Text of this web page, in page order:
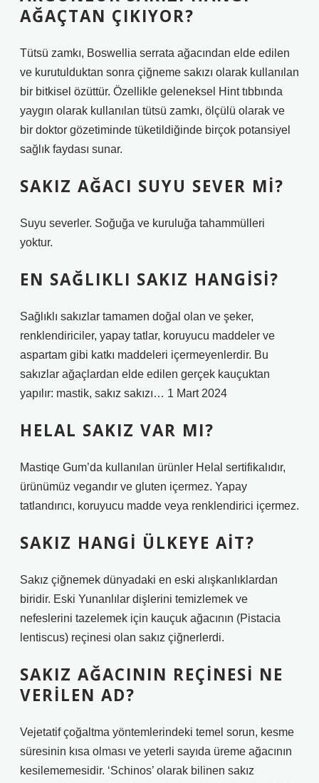
AĞAÇTAN ÇIKIYOR?
Tütsü zamkı, Boswellia serrata ağacından elde edilen
ve kurutulduktan sonra çiğneme sakızı olarak kullanılan
bir bitkisel özüttür. Özellikle geleneksel Hint tıbbında
yaygın olarak kullanılan tütsü zamkı, ölçülü olarak ve
bir doktor gözetiminde tüketildiğinde birçok potansiyel
sağlık faydası sunar.
SAKIZ AĞACI SUYU SEVER MI?
Suyu severler. Soğuğa ve kuruluğa tahammülleri
yoktur.
EN SAĞLIKLI SAKIZ HANGISI?
Sağlıklı sakızlar tamamen doğal olan ve şeker,
renklendiriciler, yapay tatlar, koruyucu maddeler ve
aspartam gibi katkı maddeleri içermeyenlerdir. Bu
sakızlar ağaçlardan elde edilen gerçek kauçuktan
yapılır: mastik, sakız sakızı… 1 Mart 2024
HELAL SAKIZ VAR MI?
Mastiqe Gum’da kullanılan ürünler Helal sertifikalıdır,
ürünümüz vegandır ve gluten içermez. Yapay
tatlandırıcı, koruyucu madde veya renklendirici içermez.
SAKIZ HANGI ÜLKEYE AIT?
Sakız çiğnemek dünyadaki en eski alışkanlıklardan
biridir. Eski Yunanlılar dişlerini temizlemek ve
nefeslerini tazelemek için kauçuk ağacının (Pistacia
lentiscus) reçinesi olan sakız çiğnerlerdi.
SAKIZ AĞACININ REÇINESI NE
VERILEN AD?
Vejetatif çoğaltma yöntemlerindeki temel sorun, kesme
süresinin kısa olması ve yeterli sayıda üreme ağacının
kesilememesidir. ‘Schinos’ olarak bilinen sakız